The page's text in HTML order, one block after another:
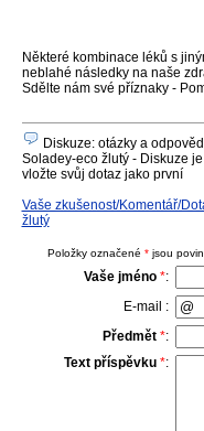
Některé kombinace léků s
neblahé následky na naše
Sdělte nám své příznaky -
Diskuze: otázky a
Soladey-eco žlutý - Diskuze
vložte svůj dotaz jako první
Vaše zkušenost/Komentář/
žlutý
Položky označené * jsou
Vaše jméno *:
E-mail :
Předmět *:
Text příspěvku *: